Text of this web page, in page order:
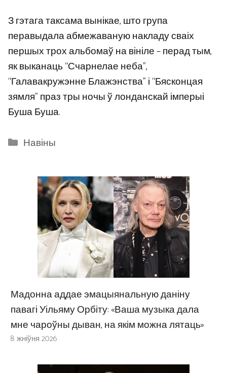
З гэтага таксама вынікае, што група
перавыдала абмежаваную накладу сваіх
першых трох альбомаў на вініле – перад тым,
як выканаць “Счарнелае неба”,
“Галавакружэнне Блажэнства” і “Бясконцая
зямля” праз тры ночы ў лонданскай імперыі
Буша Буша.
Categories
Навіны
Мадонна аддае эмацыянальную даніну
павагі Уільяму Орбіту: «Ваша музыка дала
мне чароўны дыван, на якім можна лятаць»
8 жніўня 2026